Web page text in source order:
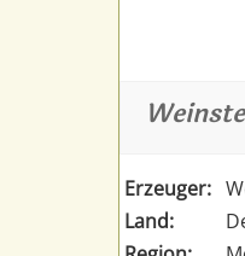
Erzeuger:
Land: